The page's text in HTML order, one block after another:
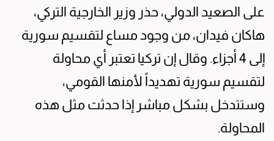
على الصعيد الدولي، حذر وزير الخارجية التركي،
هاكان فيدان، من وجود مساع لتقسيم سورية
إلى 4 أجزاء. وقال إن تركيا تعتبر أي محاولة
لتقسيم سورية تهديداً لأمنها القومي،
وستتدخل بشكل مباشر إذا حدثت مثل هذه
المحاولة.